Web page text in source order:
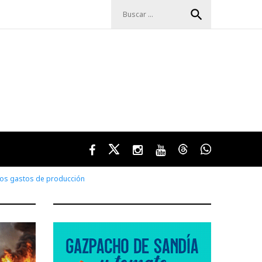
search
FacebookTwitterInstagramYoutubeThreadsWhatsApp
gastos de producción